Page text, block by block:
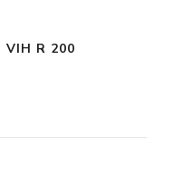
VIH R 200